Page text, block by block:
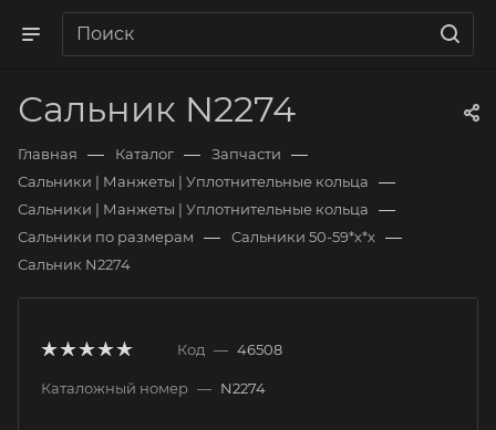
Сальник N2274
Главная — Каталог — Запчасти —
Сальники | Манжеты | Уплотнительные кольца —
Сальники | Манжеты | Уплотнительные кольца —
Сальники по размерам — Сальники 50-59*х*х —
Сальник N2274
Код — 46508
Каталожный номер — N2274